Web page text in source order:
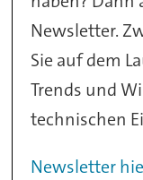
Newsletter.
Sie auf dem
Trends und
technischen
Newsletter